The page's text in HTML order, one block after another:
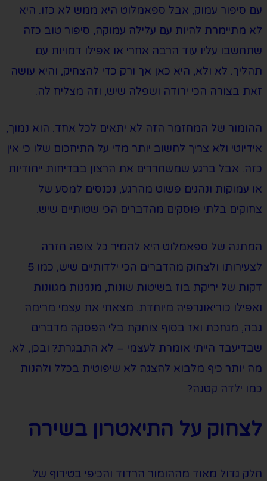
עם סיפור עמוק, אבל ספאמלוט היא ממש לא כזו. היא
לא מתיימרת להיות עם עלילה עמוקה, סיפור טוב כזה
שתחשבו עליו עוד הרבה אחרי או אפילו דמויות עם
תהליך. לא ולא, היא כאן אך ורק כדי להצחיק, והיא עושה
זאת בצורה הכי ירודה ושפלה שיש, וזה מצליח לה.
ההומור של המחזמר הזה לא יתאים לכל אחד. הוא נמוך,
אידיוטי ולא צריך לחשוב יותר מדי על התיחכום שלו כי אין
כזה. אבל ברגע שמשחררים את הרצון בבדיחות ייחודיות
או עמוקות ונהנים פשוט מהרגע, נכנסים למסע של
צחוקים בלתי פוסקים מהדברים הכי שטותיים שיש.
המתנה של ספאמלוט היא להמיר כל צופה חזרה
לצעירותו ולצחוק מהדברים הכי ילדותיים שיש, כמו 5
דקות של יריקת בוז בשיטות שונות, מנגינות מגוונות
ואפילו כוריאוגרפיה מיוחדת. מצאתי את עצמי מרימה
גבה, מגחכת ואז בסוף צוחקת בלי הפסקה מדברים
שבדיעבד הייתי אומרת לעצמי – לא התבגרת? ובכן, לא.
מה יותר כיף מלבוא להצגה לא שיפוטית בכלל ולהנות
כמו ילדה קטנה?
לצחוק על התיאטרון בשירה
חלק גדול מאוד מההומור הרדוד והכיפי בטירוף של